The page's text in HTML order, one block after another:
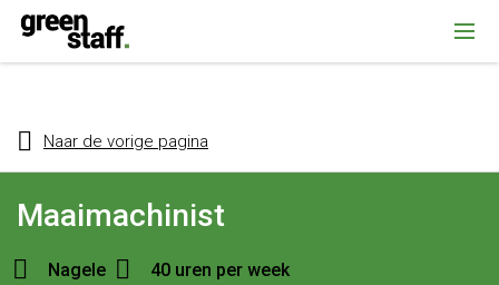
{ "@context": "https://schema.org", "@type": "Organization", "name":
""Greenstaff, "url": "https://www.greenstaff.nl", "logo": "" }
Naar de vorige pagina
Maaimachinist
Nagele 40 uren per week